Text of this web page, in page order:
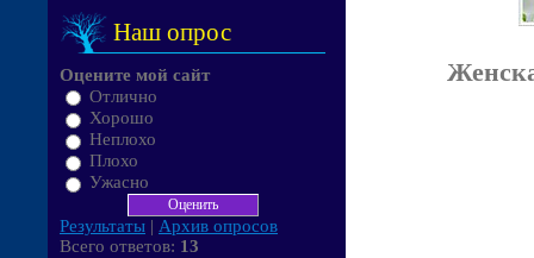
Наш опрос
Оцените мой сайт
Отлично
Хорошо
Неплохо
Плохо
Ужасно
Результаты | Архив опросов
Всего ответов: 13